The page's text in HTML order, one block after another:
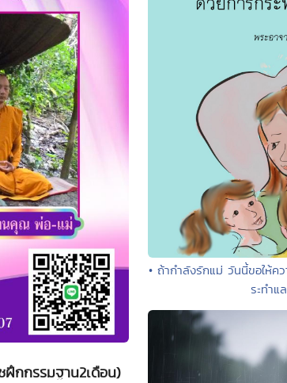
กกรรมฐาน2เดือน)
• ถ้ากำลังรักแม่ วันนี้ขอให้ค
ระทำแ